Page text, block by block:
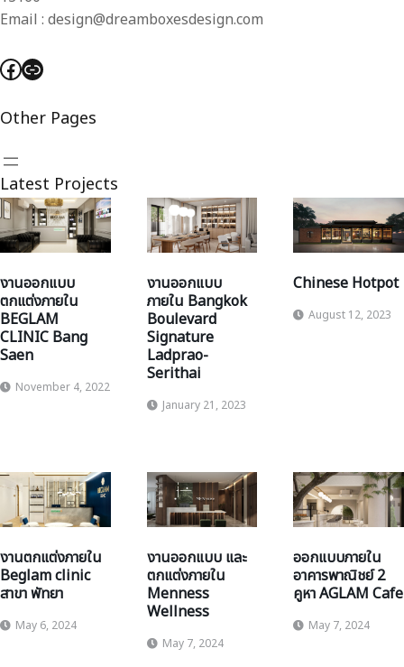
Email : design@dreamboxesdesign.com
Facebook Link
Other Pages
Latest Projects
งานออกแบบ
ตกแต่งภายใน
BEGLAM
CLINIC Bang
Saen
November 4, 2022
งานออกแบบ
ภายใน Bangkok
Boulevard
Signature
Ladprao-
Serithai
January 21, 2023
Chinese Hotpot
August 12, 2023
งานตกแต่งภายใน
Beglam clinic
สาขา พัทยา
May 6, 2024
งานออกแบบ และ
ตกแต่งภายใน
Menness
Wellness
May 7, 2024
ออกแบบภายใน
อาคารพาณิชย์ 2
คูหา AGLAM Cafe
May 7, 2024